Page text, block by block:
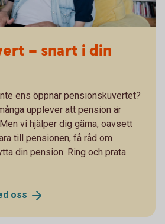
– snart i din
ens öppnar pensionskuvertet?
upplever att pension är
vi hjälper dig gärna, oavsett
till pensionen, få råd om
din pension. Ring och prata
oss